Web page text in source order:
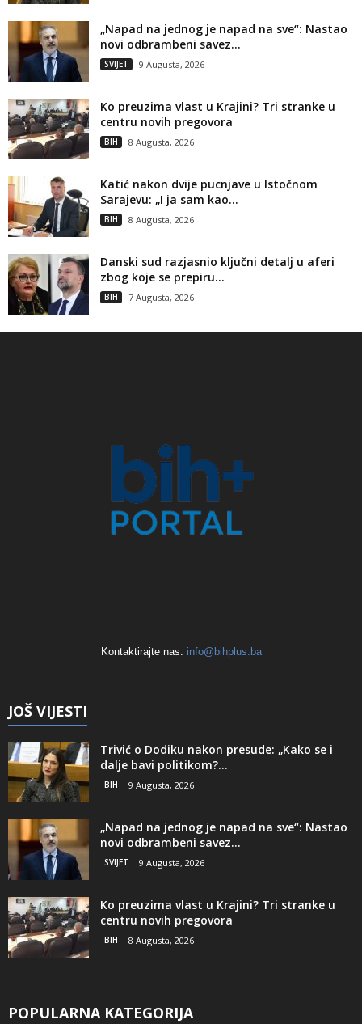
„Napad na jednog je napad na sve“: Nastao
novi odbrambeni savez...
SVIJET 9 Augusta, 2026
Ko preuzima vlast u Krajini? Tri stranke u
centru novih pregovora
BIH 8 Augusta, 2026
Katić nakon dvije pucnjave u Istočnom
Sarajevu: „I ja sam kao...
BIH 8 Augusta, 2026
Danski sud razjasnio ključni detalj u aferi
zbog koje se prepiru...
BIH 7 Augusta, 2026
Kontaktirajte nas: info@bihplus.ba
JOŠ VIJESTI
Trivić o Dodiku nakon presude: „Kako se i
dalje bavi politikom?...
BIH 9 Augusta, 2026
„Napad na jednog je napad na sve“: Nastao
novi odbrambeni savez...
SVIJET 9 Augusta, 2026
Ko preuzima vlast u Krajini? Tri stranke u
centru novih pregovora
BIH 8 Augusta, 2026
POPULARNA KATEGORIJA